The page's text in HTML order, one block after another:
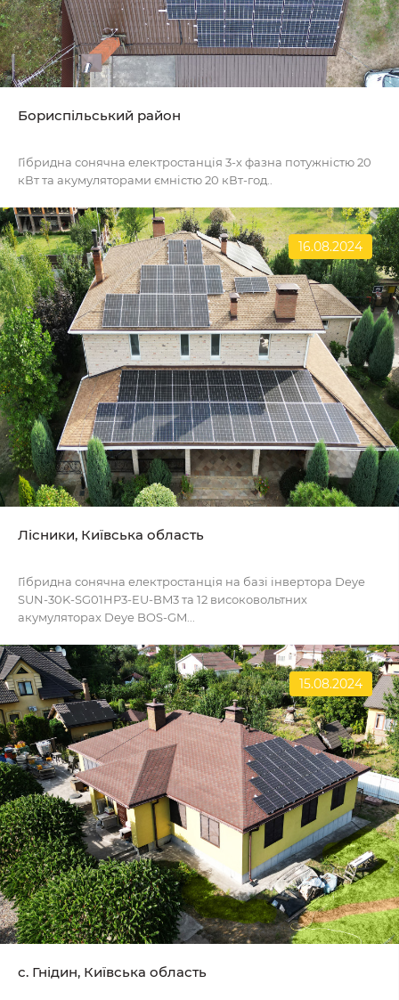
Бориспільський район
Гібридна сонячна електростанція 3-х фазна потужністю 20
кВт та акумуляторами ємністю 20 кВт-год..
16.08.2024
Лісники, Київська область
Гібридна сонячна електростанція на базі інвертора Deye
SUN-30K-SG01HP3-EU-BM3 та 12 високовольтних
акумуляторах Deye BOS-GM...
15.08.2024
с. Гнідин, Київська область